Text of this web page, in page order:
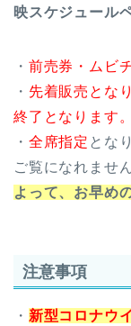
映スケジュール
・ 前売券・ムビ
・ 先着販売とな
終了となります。
・ 全席指定 とな
ご覧になれません
よって、お早め
注意事項
・ 新型コロナウ